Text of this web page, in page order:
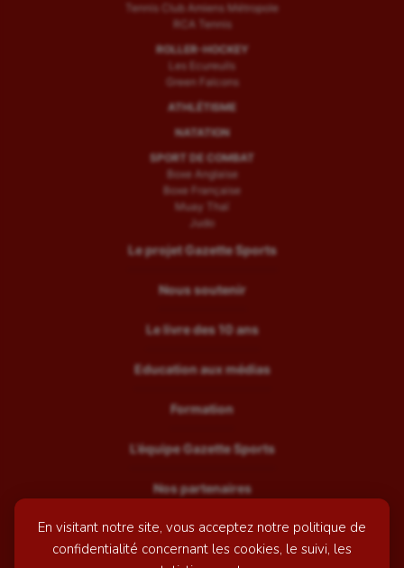
En visitant notre site, vous acceptez notre politique de
confidentialité concernant les cookies, le suivi, les
Tennis Club Amiens Métropole
RCA Tennis
ROLLER-HOCKEY
Les Ecureuils
Green Falcons
ATHLÉTISME
NATATION
SPORT DE COMBAT
Boxe Anglaise
Boxe Française
Muay Thaï
Judo
Le projet Gazette Sports
Nous soutenir
Le livre des 10 ans
Education aux médias
Formation
L’équipe Gazette Sports
Nos partenaires
Recrutement